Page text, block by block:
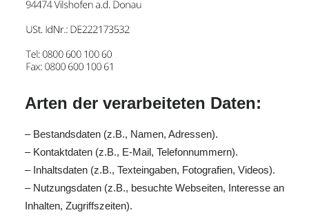
Arten der verarbeiteten Daten:
– Bestandsdaten (z.B., Namen, Adressen).
– Kontaktdaten (z.B., E-Mail, Telefonnummern).
– Inhaltsdaten (z.B., Texteingaben, Fotografien, Videos).
– Nutzungsdaten (z.B., besuchte Webseiten, Interesse an
Inhalten, Zugriffszeiten).